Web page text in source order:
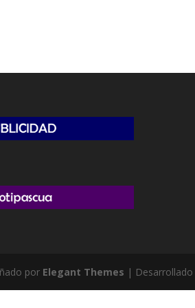
por Elegant Themes |